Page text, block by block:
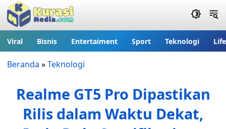
Viral Bisnis Entertaiment Sport Teknologi
Beranda »Teknologi
Realme GT5 Pro Dipastikan
Rilis dalam Waktu Dekat,